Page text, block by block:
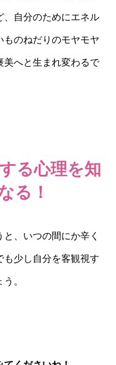
、自分のためにエネル
ものねだりのモヤモヤ
美へと生まれ変わるで
る心理を知
る！
、いつの間にか辛く
も少し自分を客観視す
。